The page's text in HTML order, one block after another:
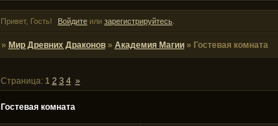
Привет, Гость! Войдите или зарегистрируйтесь
» Мир Древних Драконов » Академия Магии » Гостевая комната
Гостевая комната
Страница: 1 2 3 4 »